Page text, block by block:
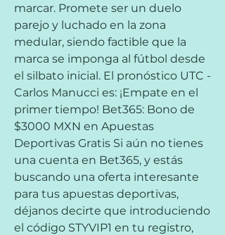
marcar. Promete ser un duelo
parejo y luchado en la zona
medular, siendo factible que la
marca se imponga al fútbol desde
el silbato inicial. El pronóstico UTC -
Carlos Manucci es: ¡Empate en el
primer tiempo! Bet365: Bono de
$3000 MXN en Apuestas
Deportivas Gratis Si aún no tienes
una cuenta en Bet365, y estás
buscando una oferta interesante
para tus apuestas deportivas,
déjanos decirte que introduciendo
el código STYVIP1 en tu registro,